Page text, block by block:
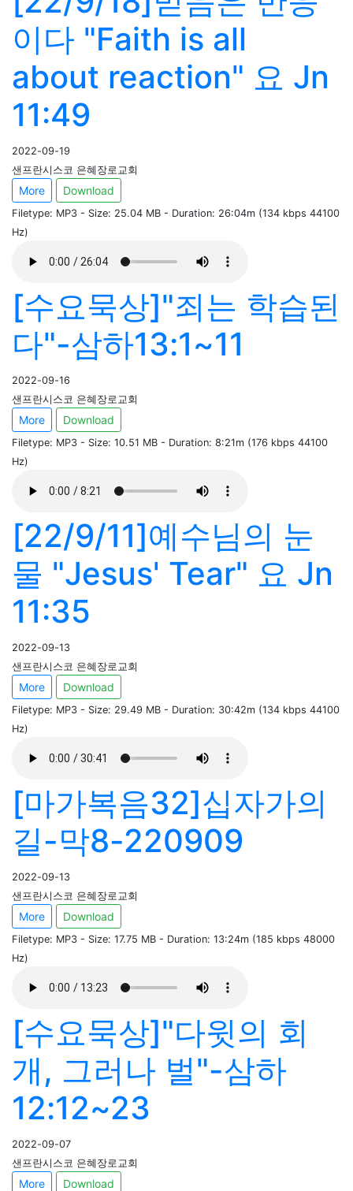
이다 "Faith is all
about reaction" 요 Jn
11:49
2022-09-19
샌프란시스코 은혜장로교회
More Download
Filetype: MP3 - Size: 25.04 MB - Duration: 26:04m (134 kbps 44100
Hz)
[수요묵상]"죄는 학습된
다"-삼하13:1~11
2022-09-16
샌프란시스코 은혜장로교회
More Download
Filetype: MP3 - Size: 10.51 MB - Duration: 8:21m (176 kbps 44100
Hz)
[22/9/11]예수님의 눈
물 "Jesus' Tear" 요 Jn
11:35
2022-09-13
샌프란시스코 은혜장로교회
More Download
Filetype: MP3 - Size: 29.49 MB - Duration: 30:42m (134 kbps 44100
Hz)
[마가복음32]십자가의
길-막8-220909
2022-09-13
샌프란시스코 은혜장로교회
More Download
Filetype: MP3 - Size: 17.75 MB - Duration: 13:24m (185 kbps 48000
Hz)
[수요묵상]"다윗의 회
개, 그러나 벌"-삼하
12:12~23
2022-09-07
샌프란시스코 은혜장로교회
More Download